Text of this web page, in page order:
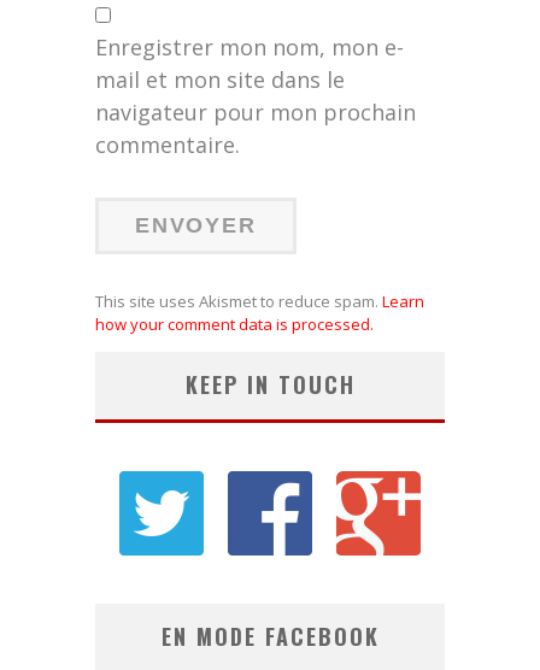
Enregistrer mon nom, mon e-
mail et mon site dans le
navigateur pour mon prochain
commentaire.
This site uses Akismet to reduce spam. Learn
how your comment data is processed.
KEEP IN TOUCH
EN MODE FACEBOOK